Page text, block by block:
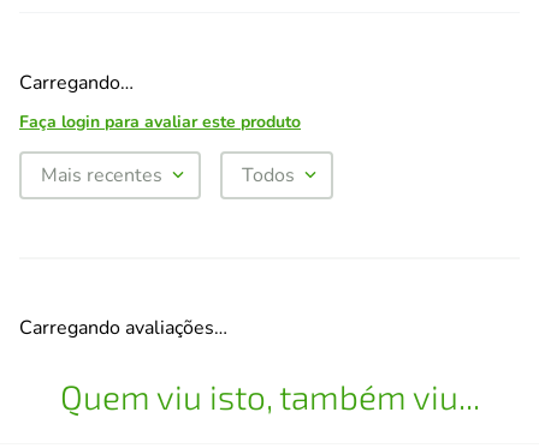
Carregando…
Faça login para avaliar este produto
Mais recentes Todos
Carregando avaliações…
Quem viu isto, também viu...